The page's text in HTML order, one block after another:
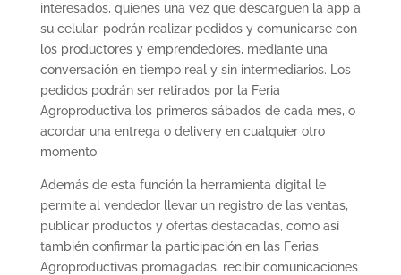
interesados, quienes una vez que descarguen la app a
su celular, podrán realizar pedidos y comunicarse con
los productores y emprendedores, mediante una
conversación en tiempo real y sin intermediarios. Los
pedidos podrán ser retirados por la Feria
Agroproductiva los primeros sábados de cada mes, o
acordar una entrega o delivery en cualquier otro
momento.
Además de esta función la herramienta digital le
permite al vendedor llevar un registro de las ventas,
publicar productos y ofertas destacadas, como así
también confirmar la participación en las Ferias
Agroproductivas promagadas, recibir comunicaciones